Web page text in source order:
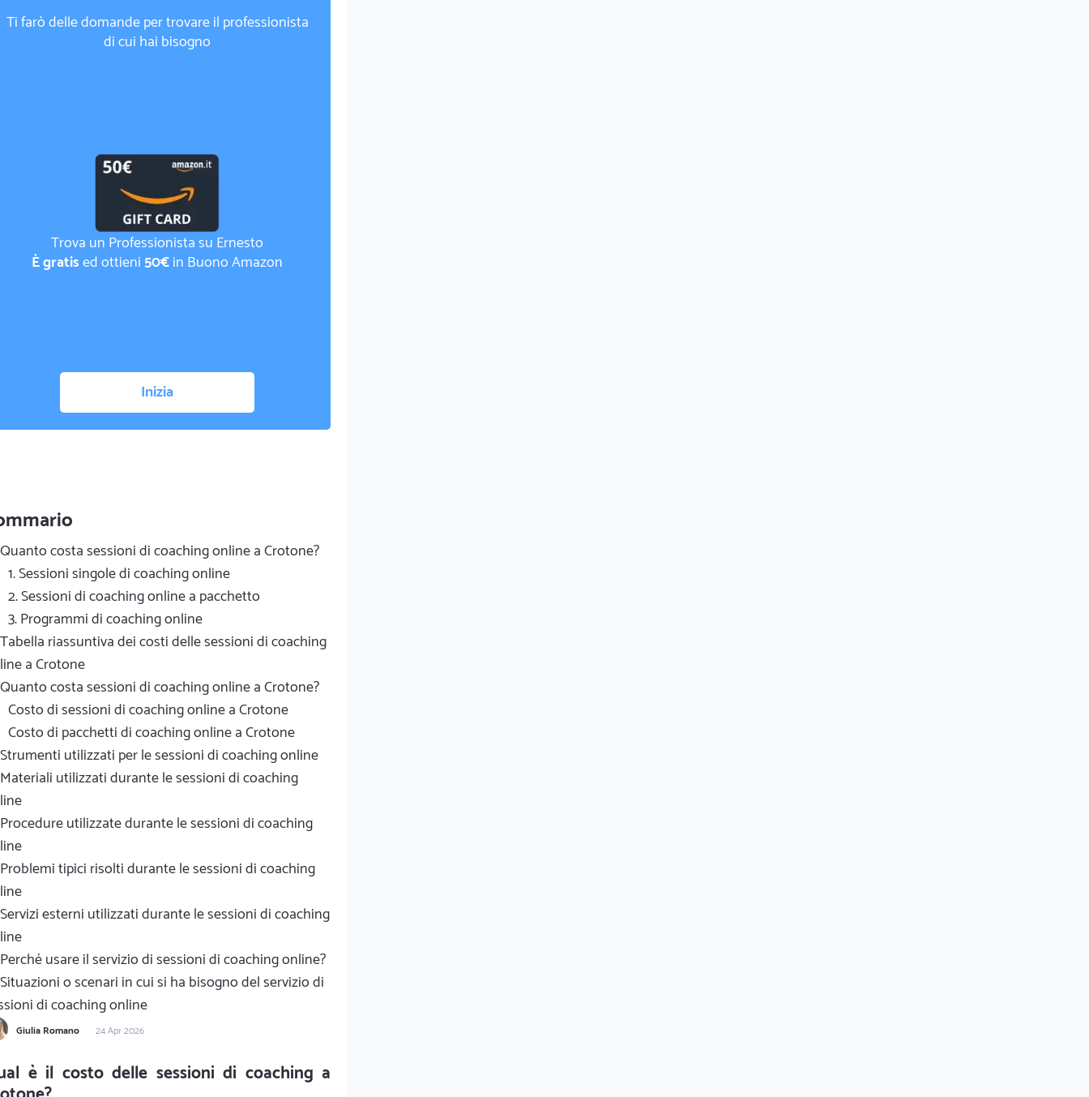
Ti farò delle domande per trovare il professionista
di cui hai bisogno
Trova un Professionista su Ernesto
È gratised ottieni50€in Buono Amazon
Inizia
Quanto costa sessioni di coaching online a Crotone?
1. Sessioni singole di coaching online
2. Sessioni di coaching online a pacchetto
3. Programmi di coaching online
Tabella riassuntiva dei costi delle sessioni di coaching
a Crotone
Quanto costa sessioni di coaching online a Crotone?
Costo di sessioni di coaching online a Crotone
Costo di pacchetti di coaching online a Crotone
Strumenti utilizzati per le sessioni di coaching online
Materiali utilizzati durante le sessioni di coaching
Procedure utilizzate durante le sessioni di coaching
Problemi tipici risolti durante le sessioni di coaching
Servizi esterni utilizzati durante le sessioni di coaching
Perché usare il servizio di sessioni di coaching online?
Situazioni o scenari in cui si ha bisogno del servizio di
di coaching online
Giulia Romano 24 Apr 2026
è il costo delle sessioni di coaching a